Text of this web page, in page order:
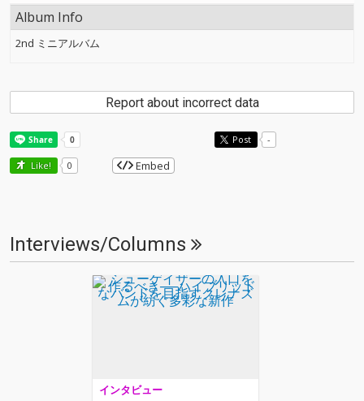
Album Info
2nd ミニアルバム
Report about incorrect data
Post -
Like! 0 Embed
Interviews/Columns
インタビュー